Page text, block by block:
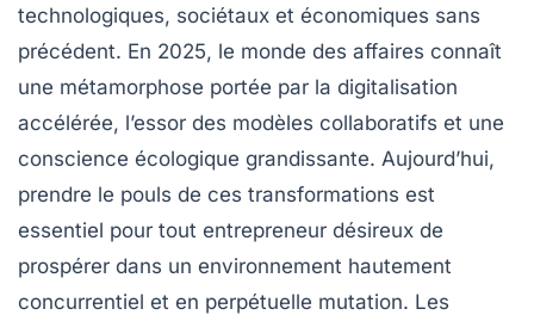
technologiques, sociétaux et économiques sans
précédent. En 2025, le monde des affaires connaît
une métamorphose portée par la digitalisation
accélérée, l’essor des modèles collaboratifs et une
conscience écologique grandissante. Aujourd’hui,
prendre le pouls de ces transformations est
essentiel pour tout entrepreneur désireux de
prospérer dans un environnement hautement
concurrentiel et en perpétuelle mutation. Les